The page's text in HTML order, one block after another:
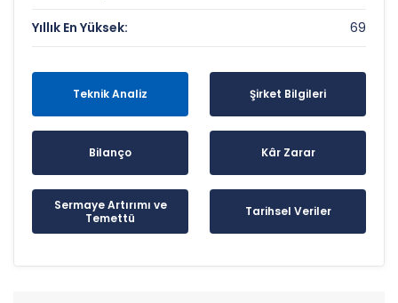
Yıllık En Yüksek: 69
Teknik Analiz Şirket Bilgileri
Bilanço Kâr Zarar
Sermaye Artırımı ve
Temettü
Tarihsel Veriler